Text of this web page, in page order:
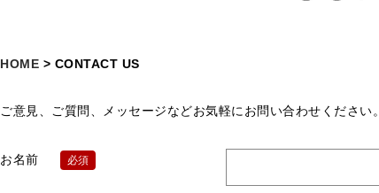
HOME > CONTACT US
ご意見、ご質問、メッセージなどお気軽にお問い合わせください。
お名前 必須